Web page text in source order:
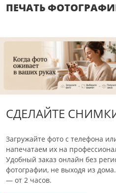
ПЕЧАТЬ
СДЕЛАЙТЕ
Загружайте фото с телефона
напечатаем их на
Удобный заказ онлайн без
фотографии, не выходя из дома.
— от 2 часов.